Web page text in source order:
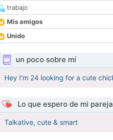
trabajo
Mis amigos
Unido
un poco sobre mí
Hey I'm 24 looking for a cute
Lo que espero de mi
Talkative, cute & smart